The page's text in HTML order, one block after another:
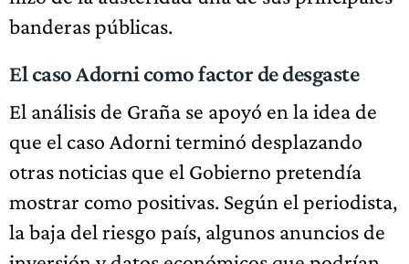
banderas públicas.
El caso Adorni como factor de desgaste
El análisis de Graña se apoyó en la idea de
que el caso Adorni terminó desplazando
otras noticias que el Gobierno pretendía
mostrar como positivas. Según el periodista,
la baja del riesgo país, algunos anuncios de